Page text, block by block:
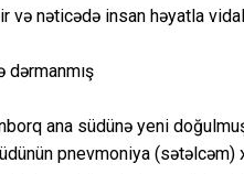
və nəticədə insan həyatla
dərmanmış
ana südünə yeni
pnevmoniya